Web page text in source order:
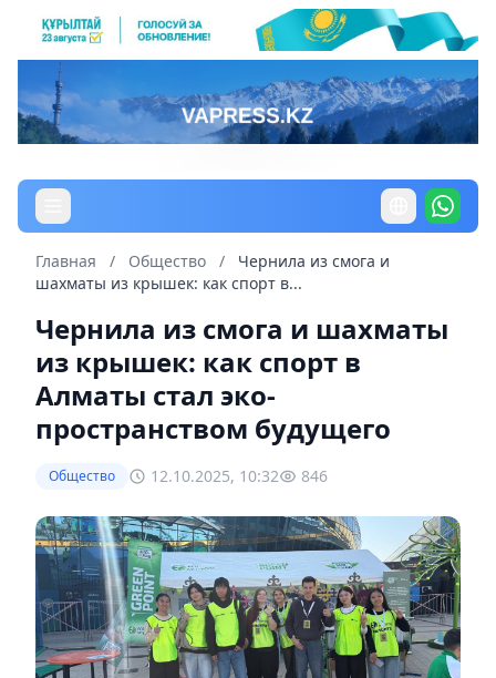
Главная / Общество /
Чернила из смога и
шахматы из крышек: как спорт в...
Чернила из смога и шахматы
из крышек: как спорт в
Алматы стал эко-
пространством будущего
Общество 12.10.2025, 10:32 846